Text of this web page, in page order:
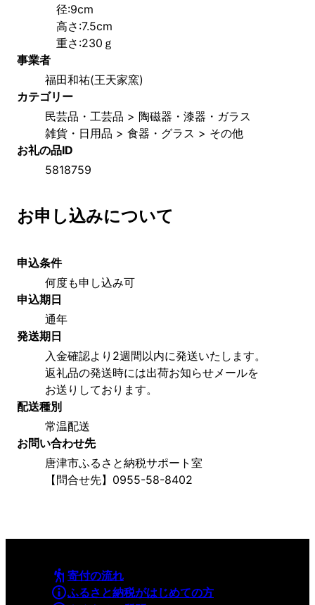
径:9cm
高さ:7.5cm
重さ:230ｇ
事業者
福田和祐(王天家窯)
カテゴリー
民芸品・工芸品 > 陶磁器・漆器・ガラス
雑貨・日用品 > 食器・グラス > その他
お礼の品ID
5818759
お申し込みについて
申込条件
何度も申し込み可
申込期日
通年
発送期日
入金確認より2週間以内に発送いたします。
返礼品の発送時には出荷お知らせメールを
お送りしております。
配送種別
常温配送
お問い合わせ先
唐津市ふるさと納税サポート室
【問合せ先】0955-58-8402
寄付の流れ
ふるさと納税がはじめての方